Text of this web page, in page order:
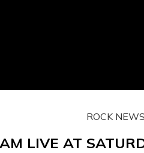
ROCK NEWS
LIVE AT